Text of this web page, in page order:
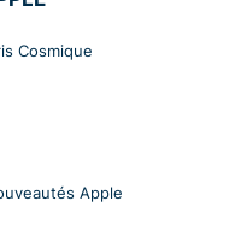
Cosmique
Apple